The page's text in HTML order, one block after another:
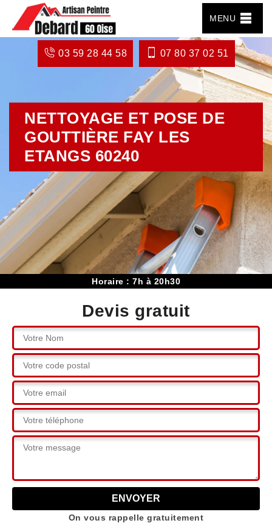
MENU
03 59 28 44 58 07 80 37 02 51
NETTOYAGE ET POSE DE
GOUTTIÈRE FAY LES
ETANGS 60240
Horaire : 7h à 20h30
Devis gratuit
On vous rappelle gratuitement